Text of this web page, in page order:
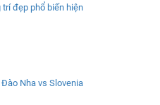
trí đẹp phổ biến hiện
Nha vs Slovenia